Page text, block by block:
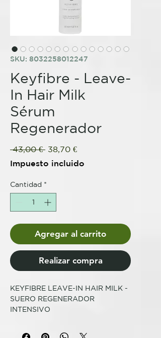
SKU: 8032258012247
Keyfibre - Leave-
In Hair Milk
Sérum
Regenerador
43,00 € Precio
38,70 €Precio
de
oferta
Impuesto incluido
Cantidad *
Agregar al carrito
Realizar compra
KEYFIBRE LEAVE-IN HAIR MILK -
SUERO REGENERADOR
INTENSIVO